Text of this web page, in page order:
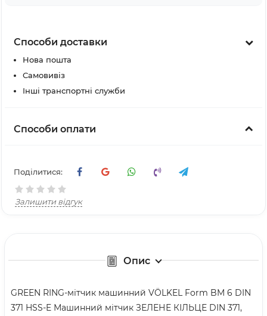
Способи доставки
Нова пошта
Самовивіз
Інші транспортні служби
Способи оплати
Поділитися:
Залишити відгук
Опис
GREEN RING-мітчик машинний VÖLKEL Form BM 6 DIN
371 HSS-E Машинний мітчик ЗЕЛЕНЕ КІЛЬЦЕ DIN 371,